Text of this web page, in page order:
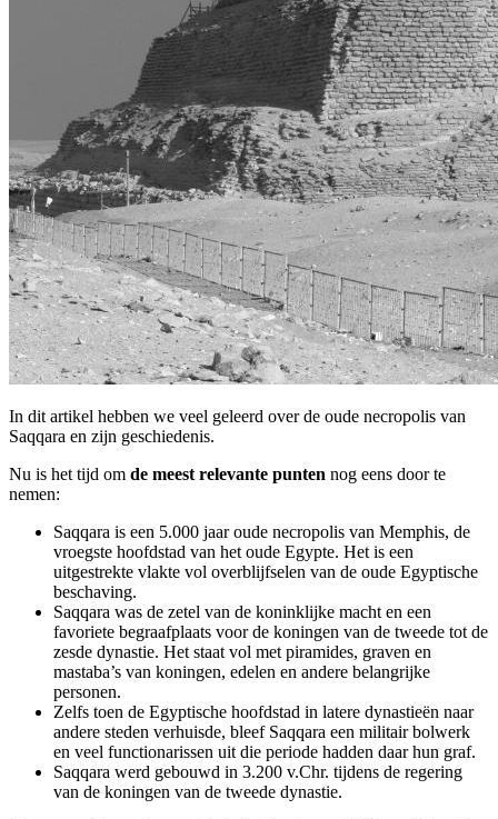
In dit artikel hebben we veel geleerd over de oude necropolis van
Saqqara en zijn geschiedenis.
Nu is het tijd om de meest relevante punten nog eens door te
nemen:
Saqqara is een 5.000 jaar oude necropolis van Memphis, de
vroegste hoofdstad van het oude Egypte. Het is een
uitgestrekte vlakte vol overblijfselen van de oude Egyptische
beschaving.
Saqqara was de zetel van de koninklijke macht en een
favoriete begraafplaats voor de koningen van de tweede tot de
zesde dynastie. Het staat vol met piramides, graven en
mastaba’s van koningen, edelen en andere belangrijke
personen.
Zelfs toen de Egyptische hoofdstad in latere dynastieën naar
andere steden verhuisde, bleef Saqqara een militair bolwerk
en veel functionarissen uit die periode hadden daar hun graf.
Saqqara werd gebouwd in 3.200 v.Chr. tijdens de regering
van de koningen van de tweede dynastie.